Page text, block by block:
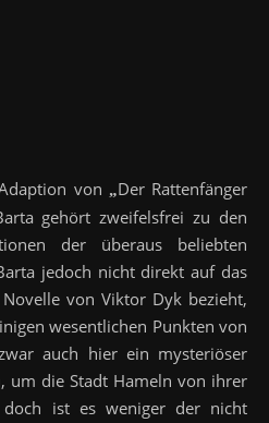
von „Der Rattenfänger
gehört zweifelsfrei zu den
der überaus beliebten
jedoch nicht direkt auf das
von Viktor Dyk bezieht,
wesentlichen Punkten von
auch hier ein mysteriöser
um die Stadt Hameln von ihrer
doch ist es weniger der nicht